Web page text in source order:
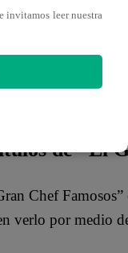
plato. Pero Eli
¿El jurado
cómo termina
de “El
Chef
verlo por medio
invitamos leer nuestra